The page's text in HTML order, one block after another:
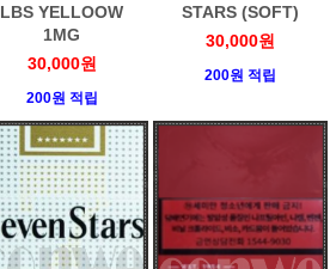
LBS YELLOOW
1MG
30,000원
200원 적립
STARS (SOFT)
30,000원
200원 적립